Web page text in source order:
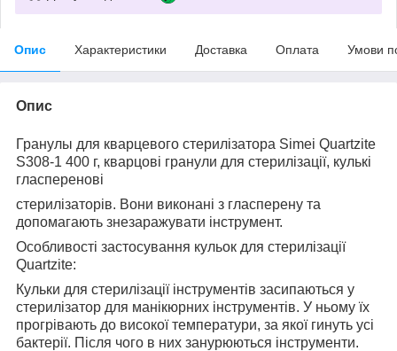
Опис Характеристики Доставка Оплата Умови
Опис
Гранулы для кварцевого стерилізатора Simei Quartzite
S308-1 400 г, кварцові гранули для стерилізації, кулькі
гласперенові
стерилізаторів. Вони виконані з гласперену та
допомагають знезаражувати інструмент.
Особливості застосування кульок для стерилізації
Quartzite:
Кульки для стерилізації інструментів засипаються у
стерилізатор для манікюрних інструментів. У ньому їх
прогрівають до високої температури, за якої гинуть усі
бактерії. Після чого в них занурюються інструменти.